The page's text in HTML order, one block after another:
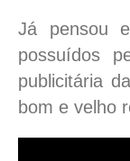
Já pensou
possuídos
publicitária
bom e velho